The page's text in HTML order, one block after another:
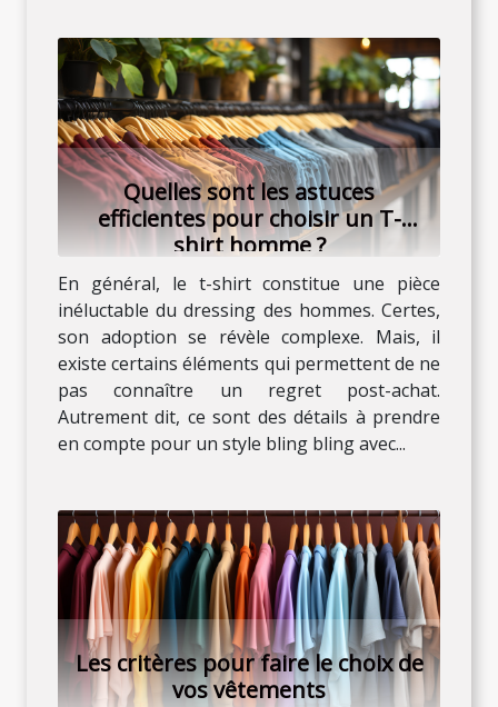
Quelles sont les astuces
efficientes pour choisir un T-
shirt homme ?
En général, le t-shirt constitue une pièce
inéluctable du dressing des hommes. Certes,
son adoption se révèle complexe. Mais, il
existe certains éléments qui permettent de ne
pas connaître un regret post-achat.
Autrement dit, ce sont des détails à prendre
en compte pour un style bling bling avec...
Les critères pour faire le choix de
vos vêtements